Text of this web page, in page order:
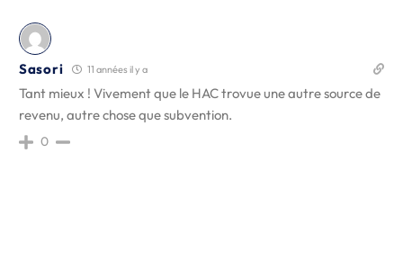
Sasori 11 années il y a
Tant mieux ! Vivement que le HAC trovue une autre source de
revenu, autre chose que subvention.
0